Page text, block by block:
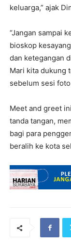
keluarga,” ajak
“Jangan sampai
bioskop
dan ketegangan
Mari kita dukung
sebelum sesi
Meet and greet
tanda tangan,
bagi para
beralih ke kota